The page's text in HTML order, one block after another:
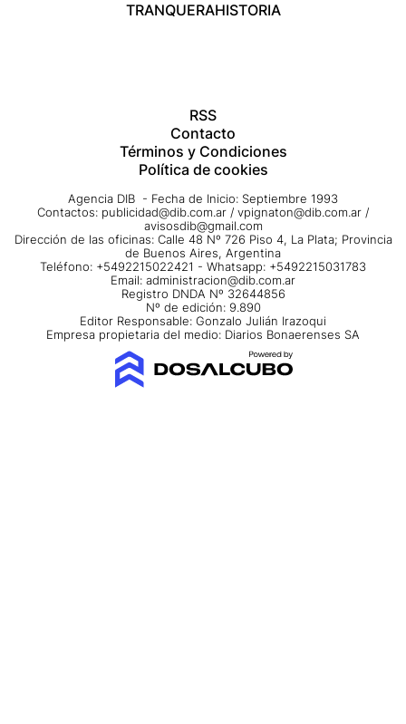
TRANQUERAHISTORIA
RSS
Contacto
Términos y Condiciones
Política de cookies
Agencia DIB - Fecha de Inicio: Septiembre 1993
Contactos: publicidad@dib.com.ar / vpignaton@dib.com.ar /
avisosdib@gmail.com
Dirección de las oficinas: Calle 48 Nº 726 Piso 4, La Plata; Provincia
de Buenos Aires, Argentina
Teléfono: +5492215022421 - Whatsapp: +5492215031783
Email: administracion@dib.com.ar
Registro DNDA Nº 32644856
Nº de edición: 9.890
Editor Responsable: Gonzalo Julián Irazoqui
Empresa propietaria del medio: Diarios Bonaerenses SA